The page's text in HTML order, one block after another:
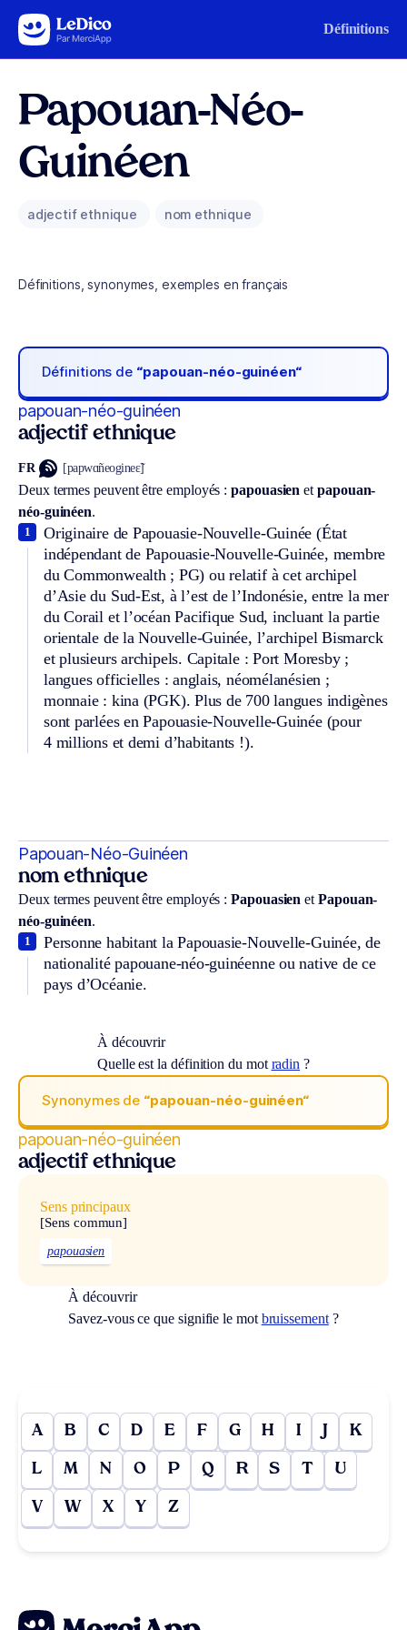
Aller au contenu Définitions
Papouan-Néo-
Guinéen
adjectif ethnique nom ethnique
Définitions, synonymes, exemples en français
Définitions de “papouan-néo-guinéen“
papouan-néo-guinéen
adjectif ethnique
FR [papwɑ̃neogineɛ̃]
Deux termes peuvent être employés :papouasien etpapouan-
néo-guinéen.
Originaire de Papouasie-Nouvelle-Guinée (État
indépendant de Papouasie-Nouvelle-Guinée, membre
du Commonwealth ; PG) ou relatif à cet archipel
d’Asie du Sud-Est, à l’est de l’Indonésie, entre la mer
du Corail et l’océan Pacifique Sud, incluant la partie
orientale de la Nouvelle-Guinée, l’archipel Bismarck
et plusieurs archipels. Capitale : Port Moresby ;
langues officielles : anglais, néomélanésien ;
monnaie : kina (PGK). Plus de 700 langues indigènes
sont parlées en Papouasie-Nouvelle-Guinée (pour
4 millions et demi d’habitants !).
1
Papouan-Néo-Guinéen
nom ethnique
Deux termes peuvent être employés :Papouasien etPapouan-
néo-guinéen.
Personne habitant la Papouasie-Nouvelle-Guinée, de
nationalité papouane-néo-guinéenne ou native de ce
pays d’Océanie.
1
À découvrir
Quelle est la définition du mot radin ?
Synonymes de “papouan-néo-guinéen“
papouan-néo-guinéen
adjectif ethnique
Sens principaux
[Sens commun]
papouasien
À découvrir
Savez-vous ce que signifie le mot bruissement?
A B C D E F G H I J K
L M N O P Q R S T U
V W X Y Z